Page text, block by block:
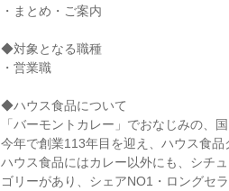
・まとめ・ご案内
◆対象となる職種
・営業職
◆ハウス食品について
「バーモントカレー」でおなじみの、
今年で創業113年目を迎え、ハウス食品
ハウス食品にはカレー以外にも、シチ
ゴリーがあり、シェアNO1・ロングセ